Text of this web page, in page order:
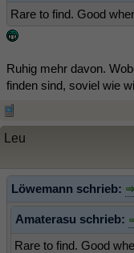
Rare to find. Good
Ruhig mehr davon.
finden sind, soviel wie
Leu
Löwemann schrieb:
Amaterasu schrieb:
Rare to find. Good